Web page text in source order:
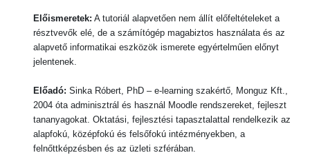
Előismeretek: A tutoriál alapvetően nem állít előfeltételeket a
résztvevők elé, de a számítógép magabiztos használata és az
alapvető informatikai eszközök ismerete egyértelműen előnyt
jelentenek.
Előadó: Sinka Róbert, PhD – e-learning szakértő, Monguz Kft.,
2004 óta adminisztrál és használ Moodle rendszereket, fejleszt
tananyagokat. Oktatási, fejlesztési tapasztalattal rendelkezik az
alapfokú, középfokú és felsőfokú intézményekben, a
felnőttképzésben és az üzleti szférában.